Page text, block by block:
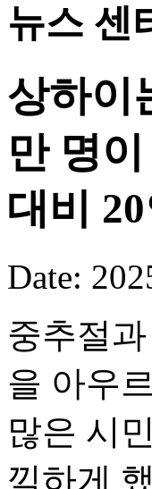
뉴스 센
상하이
만 명
대비
Date:
중추절
을 아우
많은 시
끽하게